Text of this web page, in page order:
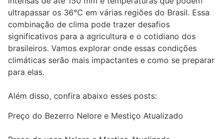
ultrapassar os 36°C em várias regiões do Brasil. Essa
combinação de clima pode trazer desafios
significativos para a agricultura e o cotidiano dos
brasileiros. Vamos explorar onde essas condições
climáticas serão mais impactantes e como se preparar
para elas.
Além disso, confira abaixo esses posts:
Preço do Bezerro Nelore e Mestiço Atualizado